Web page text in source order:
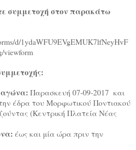
συμμετοχή στον παρακάτω
d/1ydaWFU9EVgEMUK7lfNeyHvF
viewform
Παρασκευή 07-09-2017 και
έδρα του Μορφωτικού Ποντιακού
(Κεντρική Πλατεία Νέας
έως και μία ώρα πριν την